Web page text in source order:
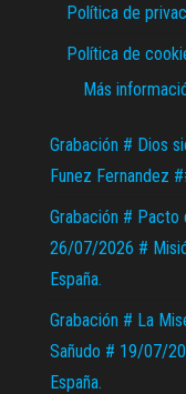
Política de
Política de
Más
Grabación # Dios
Funez Fernandez
Grabación # Pacto
26/07/2026 #
España.
Grabación # La
Sañudo # 19/07/
España.